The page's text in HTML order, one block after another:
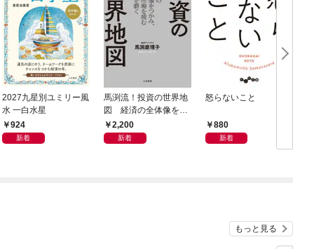
2027九星別ユミリー風
水 一白水星
924
新着
馬渕流！投資の世界地
図 経済の全体像をつ
かみ、金融市場を読む
感度を磨く
2,200
新着
怒らないこと
880
新着
もっと見る